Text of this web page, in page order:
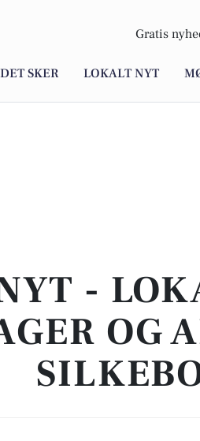
Gratis
DET SKER LOKALT NYT
-
OG